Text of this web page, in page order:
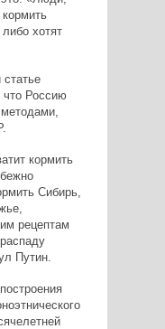
хотят
Россию
кормить
Сибирь,
рецептам
Путин.